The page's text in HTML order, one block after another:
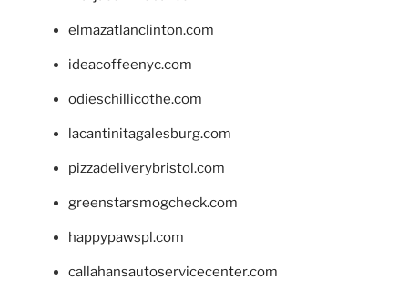
elmazatlanclinton.com
ideacoffeenyc.com
odieschillicothe.com
lacantinitagalesburg.com
pizzadeliverybristol.com
greenstarsmogcheck.com
happypawspl.com
callahansautoservicecenter.com